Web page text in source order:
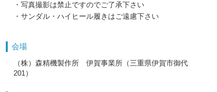
・写真撮影は禁止ですのでご了承下さい
・サンダル・ハイヒール履きはご遠慮下さい
会場
（株）森精機製作所 伊賀事業所（三重県伊賀市御代
201）